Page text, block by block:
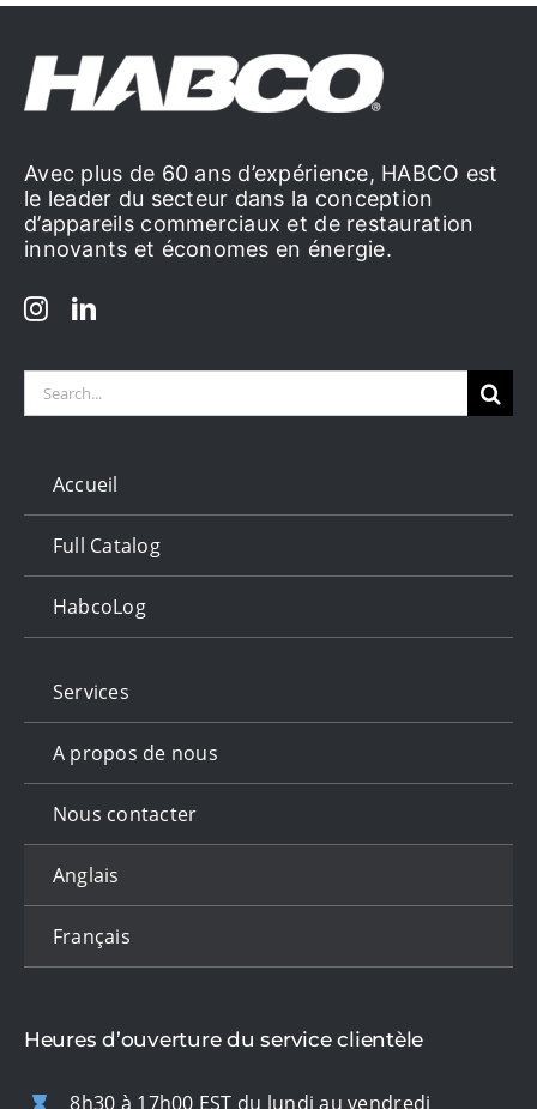
Avec plus de 60 ans d’expérience, HABCO est
le leader du secteur dans la conception
d’appareils commerciaux et de restauration
innovants et économes en énergie.
Search
Accueil
Full Catalog
HabcoLog
Services
A propos de nous
Nous contacter
Anglais
Français
Heures d’ouverture du service clientèle
8h30 à 17h00 EST du lundi au vendredi